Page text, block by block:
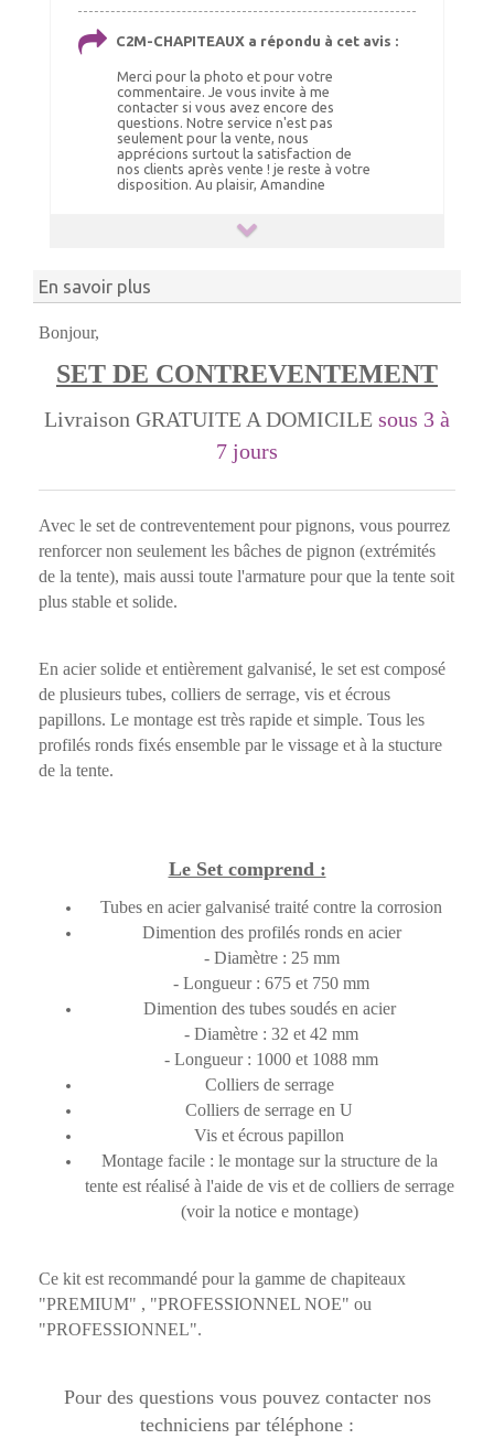
C2M-CHAPITEAUX a répondu à cet avis :
Merci pour la photo et pour votre
commentaire. Je vous invite à me
contacter si vous avez encore des
questions. Notre service n'est pas
seulement pour la vente, nous
apprécions surtout la satisfaction de
nos clients après vente ! je reste à votre
disposition. Au plaisir, Amandine
En savoir plus
Bonjour,
SET DE CONTREVENTEMENT
Livraison GRATUITE A DOMICILE sous 3 à
7 jours
Avec le set de contreventement pour pignons, vous pourrez
renforcer non seulement les bâches de pignon (extrémités
de la tente), mais aussi toute l'armature pour que la tente soit
plus stable et solide.
En acier solide et entièrement galvanisé, le set est composé
de plusieurs tubes, colliers de serrage, vis et écrous
papillons. Le montage est très rapide et simple. Tous les
profilés ronds fixés ensemble par le vissage et à la stucture
de la tente.
Le Set comprend :
Tubes en acier galvanisé traité contre la corrosion
Dimention des profilés ronds en acier
- Diamètre : 25 mm
- Longueur : 675 et 750 mm
Dimention des tubes soudés en acier
- Diamètre : 32 et 42 mm
- Longueur : 1000 et 1088 mm
Colliers de serrage
Colliers de serrage en U
Vis et écrous papillon
Montage facile : le montage sur la structure de la
tente est réalisé à l'aide de vis et de colliers de serrage
(voir la notice e montage)
Ce kit est recommandé pour la gamme de chapiteaux
"PREMIUM" , "PROFESSIONNEL NOE" ou
"PROFESSIONNEL".
Pour des questions vous pouvez contacter nos
techniciens par téléphone :